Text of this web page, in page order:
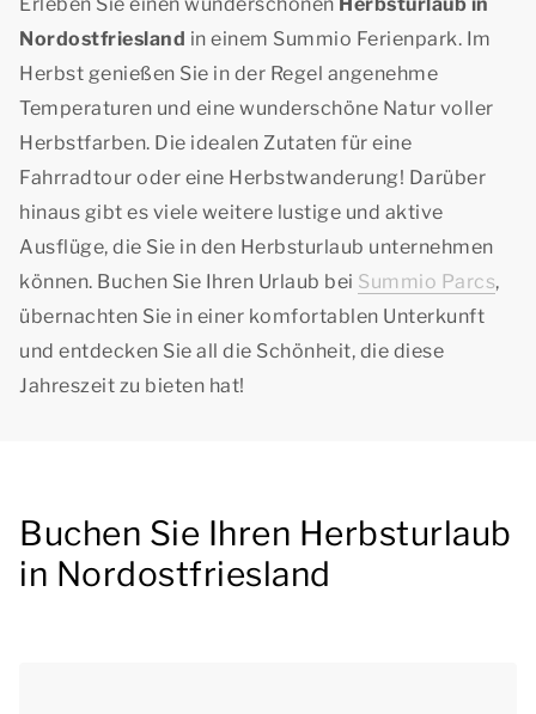
Nordostfriesland in einem Summio Ferienpark. Im
Herbst genießen Sie in der Regel angenehme
Temperaturen und eine wunderschöne Natur voller
Herbstfarben. Die idealen Zutaten für eine
Fahrradtour oder eine Herbstwanderung! Darüber
hinaus gibt es viele weitere lustige und aktive
Ausflüge, die Sie in den Herbsturlaub unternehmen
können. Buchen Sie Ihren Urlaub bei Summio Parcs,
übernachten Sie in einer komfortablen Unterkunft
und entdecken Sie all die Schönheit, die diese
Jahreszeit zu bieten hat!
Buchen Sie Ihren Herbsturlaub
in Nordostfriesland